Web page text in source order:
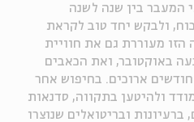
המעבר בין שנה לשנה
ולבקש יחד טוב לקראת
מעוררת גם את חוויית
באוקטובר, ואת הכאבים
ארוכים. בחיפוש אחר
ולהיטען בתקווה, סדנאות
ובריטואלים שנוצרו